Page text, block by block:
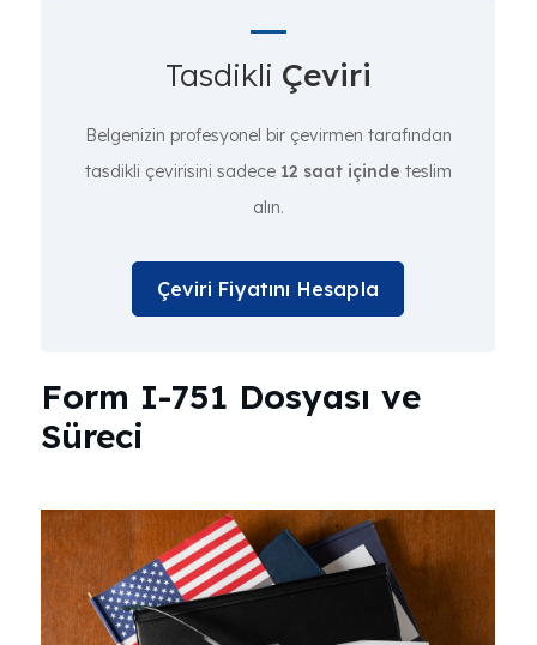
Tasdikli Çeviri
Belgenizin profesyonel bir çevirmen tarafından
tasdikli çevirisini sadece 12 saat içinde teslim
alın.
Çeviri Fiyatını Hesapla
Form I-751 Dosyası ve
Süreci